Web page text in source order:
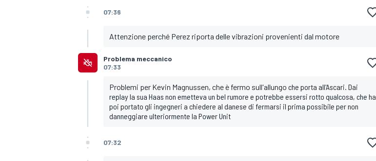
07:36
Attenzione perché Perez riporta delle vibrazioni provenienti dal motore
Problema meccanico
07:33
Problemi per Kevin Magnussen, che è fermo sull'allungo che porta all'Ascari. Dai
replay la sua Haas non emetteva un bel rumore e potrebbe essersi rotto qualcosa, che ha
poi portato gli ingegneri a chiedere al danese di fermarsi il prima possibile per non
danneggiare ulteriormente la Power Unit
07:32